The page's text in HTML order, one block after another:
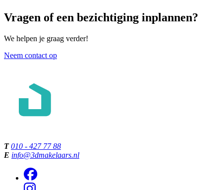
Vragen of een bezichtiging inplannen?
We helpen je graag verder!
Neem contact op
T 010 - 427 77 88
E info@3dmakelaars.nl